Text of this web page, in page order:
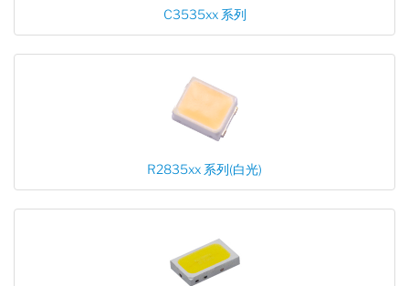
C3535xx 系列
R2835xx 系列(白光)